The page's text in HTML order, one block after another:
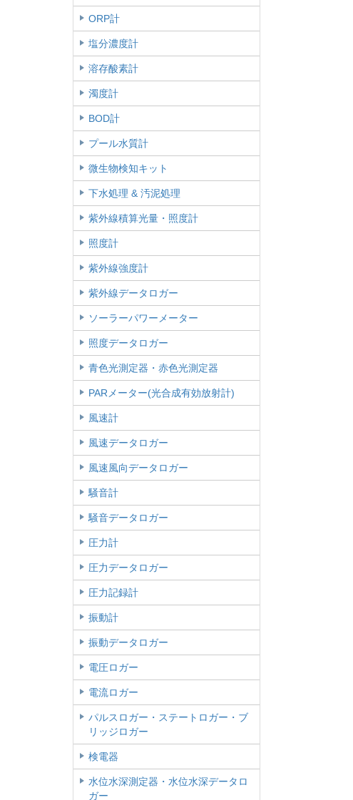
ORP計
塩分濃度計
溶存酸素計
濁度計
BOD計
プール水質計
微生物検知キット
下水処理 & 汚泥処理
紫外線積算光量・照度計
照度計
紫外線強度計
紫外線データロガー
ソーラーパワーメーター
照度データロガー
青色光測定器・赤色光測定器
PARメーター(光合成有効放射計)
風速計
風速データロガー
風速風向データロガー
騒音計
騒音データロガー
圧力計
圧力データロガー
圧力記録計
振動計
振動データロガー
電圧ロガー
電流ロガー
パルスロガー・ステートロガー・ブ
リッジロガー
検電器
水位水深測定器・水位水深データロ
ガー